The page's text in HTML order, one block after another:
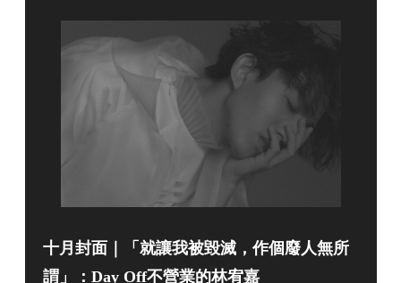
十月封面｜「就讓我被毀滅，作個廢人無所
謂」：Day Off不營業的林宥嘉